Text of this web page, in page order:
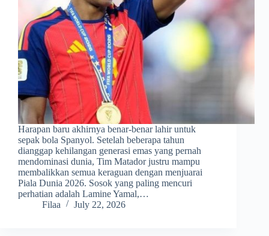
Harapan baru akhirnya benar-benar lahir untuk
sepak bola Spanyol. Setelah beberapa tahun
dianggap kehilangan generasi emas yang pernah
mendominasi dunia, Tim Matador justru mampu
membalikkan semua keraguan dengan menjuarai
Piala Dunia 2026. Sosok yang paling mencuri
perhatian adalah Lamine Yamal,…
Filaa
July 22, 2026